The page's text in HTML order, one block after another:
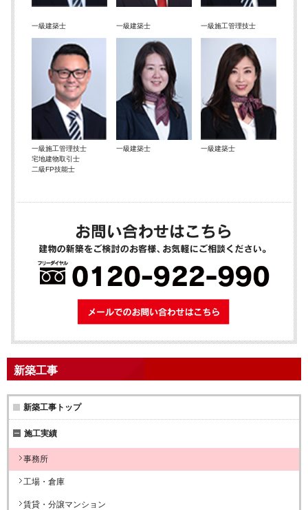
一級建築士 一級建築士 一級施工管理技士
一級施工管理技士
宅地建物取引士
二級FP技能士
一級建築士 一級建築士
メールでのお
新築工事
新築工事トップ
施工実績
事務所
工場・倉庫
賃貸・分譲マンション